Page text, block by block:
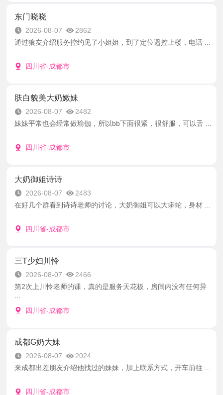
东门晓晓
2026-08-07
2862
通过狼友介绍服务控约见了小姐姐，到了定位遥控上楼，电话 ...
四川省-成都市
肤白貌美大奶嫩妹
2026-08-07
2482
妹妹平常也会经常做瑜伽，所以bb下面很紧，很舒服，可以舌 ...
四川省-成都市
大奶御姐诗诗
2026-08-07
2483
在好几个群看到诗诗老师的讨论，大奶御姐可以大蟒蛇，身材 ...
四川省-成都市
三T少妇川怜
2026-08-07
2466
第2次上川怜老师的课，真的是服务天花板，房间内没有任何异
四川省-成都市
成都G奶大妹
2026-08-07
2024
来成都出差朋友介绍他找过的妹妹，加上联系方式，开车前往 ...
四川省-成都市